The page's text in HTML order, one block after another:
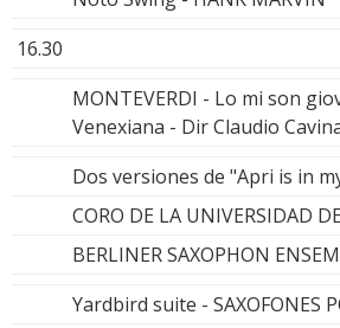
16.30
MONTEVERDI - Lo mi son
Venexiana - Dir Claudio
Dos versiones de "Apri is in
CORO DE LA UNIVERSIDAD
BERLINER SAXOPHON
Yardbird suite - SAXOFONES